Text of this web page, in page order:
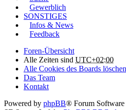
Gewerblich
SONSTIGES
Infos & News
Feedback
Foren-Übersicht
Alle Zeiten sind UTC+02:00
Alle Cookies des Boards löschen
Das Team
Kontakt
Powered by phpBB® Forum